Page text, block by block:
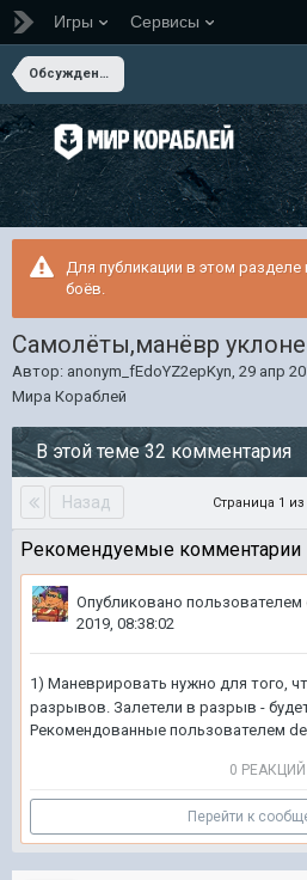
Игры Сервисы
Обсуждение Мира Кораблей
Для публикации в этом
боёв.
Самолёты,манёвр
Автор: anonym_fEdoYZ2epKyn, 29 апр
Мира Кораблей
В этой теме 32 комментария
Назад Страница 1
Рекомендуемые комментарии
Опубликовано пользователем
2019, 08:38:02
1) Маневрировать нужно для того,
разрывов. Залетели в разрыв -
Рекомендованные пользователем
0 РЕАКЦИЙ
Перейти к